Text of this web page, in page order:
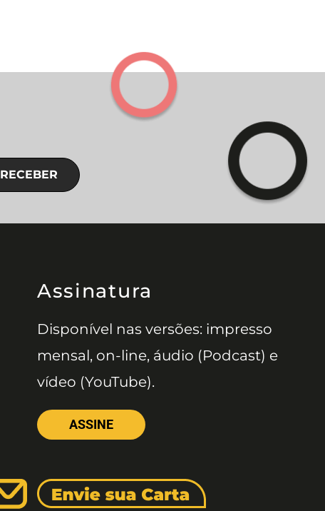
RECEBER
Assinatura
Disponível nas versões: impresso
mensal, on-line, áudio (Podcast) e
vídeo (YouTube).
ASSINE